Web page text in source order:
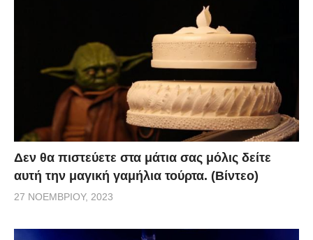
Δεν θα πιστεύετε στα μάτια σας μόλις δείτε
αυτή την μαγική γαμήλια τούρτα. (Βίντεο)
27 ΝΟΕΜΒΡΊΟΥ, 2023